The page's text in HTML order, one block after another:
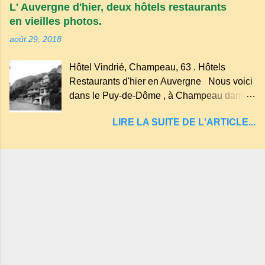
compte près de soixante. En Auvergne
"sans fond" et en forme d'entonnoir
entraînant vers les entrailles de la terre, les
malheureux qui s'approchaient trop de
L' Auvergne d'hier, deux hôtels restaurants
en vieilles photos.
août 29, 2018
Hôtel Vindrié, Champeau, 63 . Hôtels
Restaurants d'hier en Auvergne Nous voici
dans le Puy-de-Dôme , à Champeau dans
Servant . L'Hôtel-Restaurant Vindrié était
son jambon de pays et son poulet cocotte,
LIRE LA SUITE DE L'ARTICLE...